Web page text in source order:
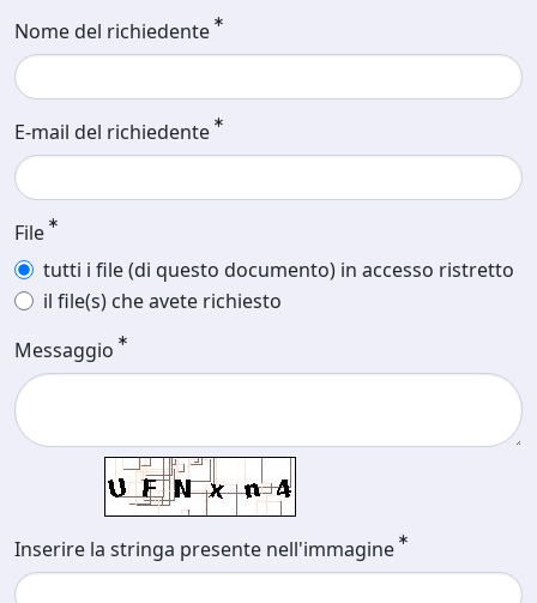
Nome del richiedente
E-mail del richiedente
File
tutti i file (di questo documento) in accesso ristretto
il file(s) che avete richiesto
Messaggio
Inserire la stringa presente nell'immagine